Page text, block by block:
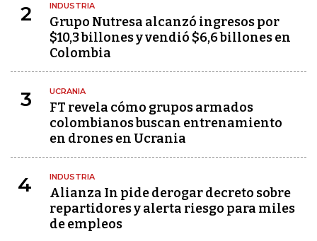
2 INDUSTRIA
Grupo Nutresa alcanzó ingresos por
$10,3 billones y vendió $6,6 billones en
Colombia
3 UCRANIA
FT revela cómo grupos armados
colombianos buscan entrenamiento
en drones en Ucrania
4 INDUSTRIA
Alianza In pide derogar decreto sobre
repartidores y alerta riesgo para miles
de empleos